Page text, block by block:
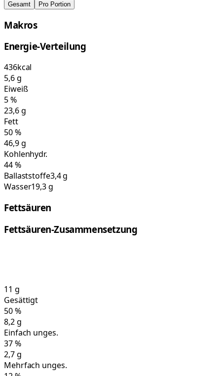
Gesamt Pro Portion
Makros
Energie-Verteilung
436kcal
5,6g
Eiweiß
5%
23,6g
Fett
50%
46,9g
Kohlenhydr.
44%
Ballaststoffe3,4 g
Wasser19,3 g
Fettsäuren
Fettsäuren-Zusammensetzung
11 g
Gesättigt
50%
8,2g
Einfach unges.
37%
2,7g
Mehrfach unges.